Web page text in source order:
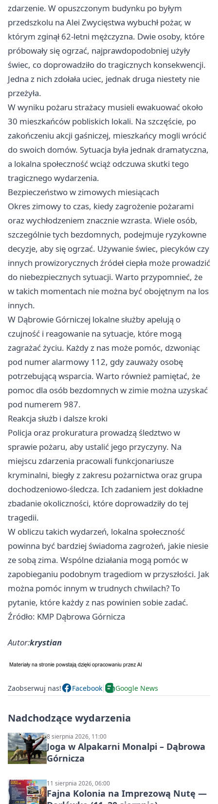
zdarzenie. W opuszczonym budynku po byłym
przedszkolu na Alei Zwycięstwa wybuchł pożar, w
którym zginął 62-letni mężczyzna. Dwie osoby, które
próbowały się ogrzać, najprawdopodobniej użyły
świec, co doprowadziło do tragicznych konsekwencji.
Jedna z nich zdołała uciec, jednak druga niestety nie
przeżyła.
W wyniku pożaru strażacy musieli ewakuować około
30 mieszkańców pobliskich lokali. Na szczęście, po
zakończeniu akcji gaśniczej, mieszkańcy mogli wrócić
do swoich domów. Sytuacja była jednak dramatyczna,
a lokalna społeczność wciąż odczuwa skutki tego
tragicznego wydarzenia.
Bezpieczeństwo w zimowych miesiącach
Okres zimowy to czas, kiedy zagrożenie pożarami
oraz wychłodzeniem znacznie wzrasta. Wiele osób,
szczególnie tych bezdomnych, podejmuje ryzykowne
decyzje, aby się ogrzać. Używanie świec, piecyków czy
innych prowizorycznych źródeł ciepła może prowadzić
do niebezpiecznych sytuacji. Warto przypomnieć, że
w takich momentach nie można być obojętnym na los
innych.
W Dąbrowie Górniczej lokalne służby apelują o
czujność i reagowanie na sytuacje, które mogą
zagrażać życiu. Każdy z nas może pomóc, dzwoniąc
pod numer alarmowy 112, gdy zauważy osobę
potrzebującą wsparcia. Warto również pamiętać, że
pomoc dla osób bezdomnych w zimie można uzyskać
pod numerem 987.
Reakcja służb i dalsze kroki
Policja oraz prokuratura prowadzą śledztwo w
sprawie pożaru, aby ustalić jego przyczyny. Na
miejscu zdarzenia pracowali funkcjonariusze
kryminalni, biegły z zakresu pożarnictwa oraz grupa
dochodzeniowo-śledcza. Ich zadaniem jest dokładne
zbadanie okoliczności, które doprowadziły do tej
tragedii.
W obliczu takich wydarzeń, lokalna społeczność
powinna być bardziej świadoma zagrożeń, jakie niesie
ze sobą zima. Wspólne działania mogą pomóc w
zapobieganiu podobnym tragediom w przyszłości. Jak
można pomóc innym w trudnych chwilach? To
pytanie, które każdy z nas powinien sobie zadać.
Źródło: KMP Dąbrowa Górnicza
Autor:krystian
Zaobserwuj nas! Facebook Google News
Nadchodzące wydarzenia
8 sierpnia 2026, 11:00
Joga w Alpakarni Monalpi – Dąbrowa
Górnicza
11 sierpnia 2026, 06:00
Fajna Kolonia na Imprezową Nutę —